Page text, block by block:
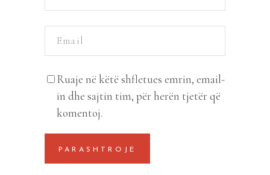
Ruaje në këtë shfletues emrin, email-
in dhe sajtin tim, për herën tjetër që
komentoj.